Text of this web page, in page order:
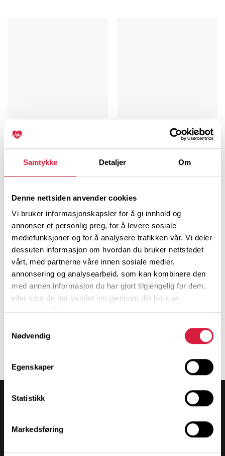
Samtykke Detaljer Om
Denne nettsiden anvender cookies
Vi bruker informasjonskapsler for å gi innhold og
annonser et personlig preg, for å levere sosiale
mediefunksjoner og for å analysere trafikken vår. Vi deler
dessuten informasjon om hvordan du bruker nettstedet
vårt, med partnerne våre innen sosiale medier,
annonsering og analysearbeid, som kan kombinere den
med annen informasjon du har gjort tilgjengelig for dem,
eller som de har samlet inn gjennom din bruk av
Nødvendig
Egenskaper
Statistikk
Markedsføring
E-læring GHLR
Legg i handlekurv
E-læring Gjenoppliving av
E-læring HHLR
Legg i handlekurv
Firmaavtale e-bøker og e-